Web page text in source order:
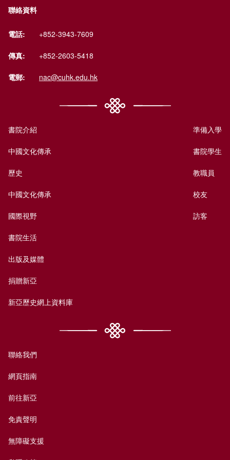
聯絡資料
電話: +852-3943-7609
傳真: +852-2603-5418
電郵: nac@cuhk.edu.hk
書院介紹
中國文化傳承
歷史
中國文化傳承
國際視野
書院生活
出版及媒體
捐贈新亞
新亞歷史網上資料庫
準備入學
書院學生
教職員
校友
訪客
聯絡我們
網頁指南
前往新亞
免責聲明
無障礙支援